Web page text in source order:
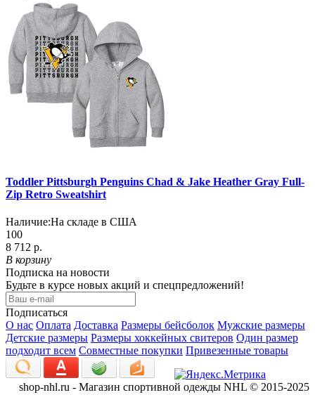
Toddler Pittsburgh Penguins Chad & Jake Heather Gray Full-
Zip Retro Sweatshirt
Наличие:На складе в США
100
8 712 р.
В корзину
Подписка на новости
Будьте в курсе новых акций и спецпредложений!
Подписаться
О нас Оплата Доставка Размеры бейсболок Мужские размеры
Детские размеры Размеры хоккейных свитеров Один размер
подходит всем Совместные покупки Привезенные товары
shop-nhl.ru - Магазин спортивной одежды NHL © 2015-2025